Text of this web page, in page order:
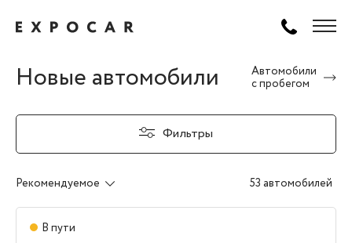
Новые автомобили
Автомобили
с пробегом
Фильтры
Рекомендуемое 53 автомобилей
В пути